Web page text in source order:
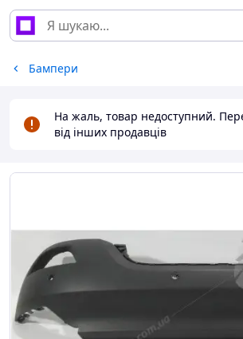
Бампери
На жаль, товар недоступний.
від інших продавців